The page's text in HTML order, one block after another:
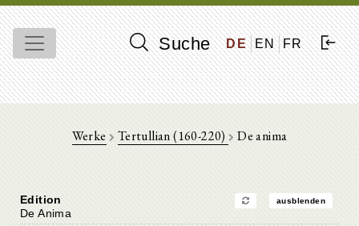
Suche DE EN FR
Werke Tertullian (160-220) De anima
Edition ausblenden
De Anima